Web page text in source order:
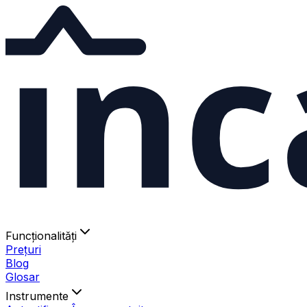
Funcționalități
Prețuri
Blog
Glosar
Instrumente